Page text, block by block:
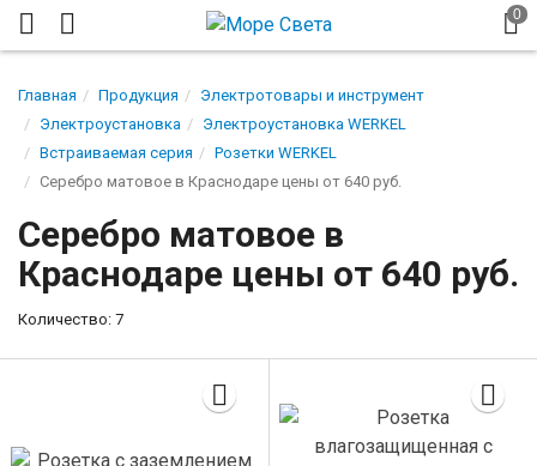
Главная Продукция
Электротовары и инструмент
Электроустановка
Электроустановка WERKEL
Встраиваемая серия
Розетки WERKEL
Серебро матовое в Краснодаре цены от 640 руб.
Серебро матовое в
Краснодаре цены от 640 руб.
Количество: 7